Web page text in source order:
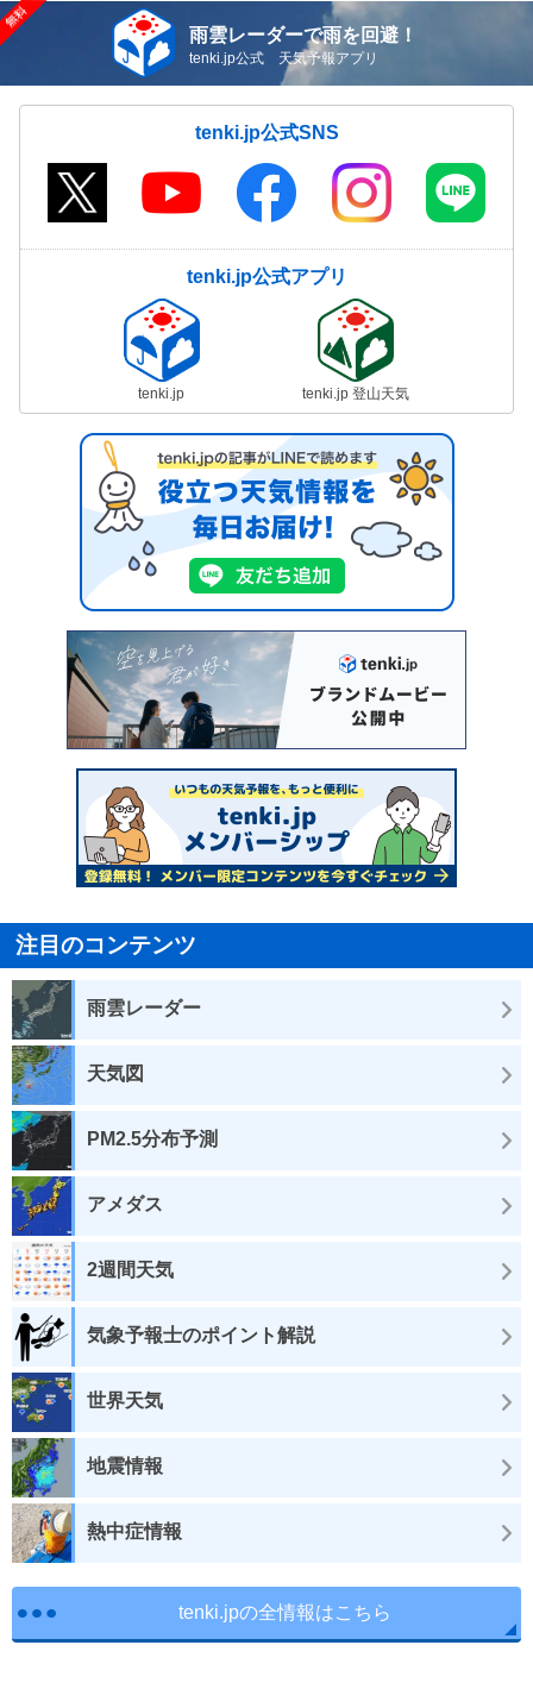
雨雲レーダーで雨を回避！
tenki.jp公式 天気予報アプリ
tenki.jp公式SNS
tenki.jp公式アプリ
tenki.jp tenki.jp 登山天気
注目のコンテンツ
雨雲レーダー
天気図
PM2.5分布予測
アメダス
2週間天気
気象予報士のポイント解説
世界天気
地震情報
熱中症情報
tenki.jpの全情報はこちら